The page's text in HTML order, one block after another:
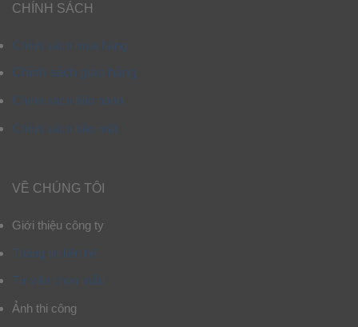
CHÍNH SÁCH
Chính sách mua hàng
Chính sách giao hàng
Chính sách bảo hành
Chính sách bảo mật
VỀ CHÚNG TÔI
Giới thiệu công ty
Thông tin liên hệ
Tư vấn chọn mẫu
Ảnh thi công